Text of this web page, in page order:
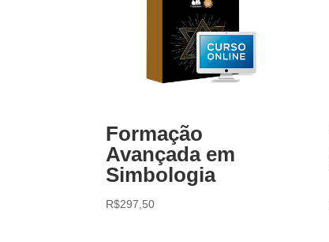
Formação
Avançada em
Simbologia
R$297,50